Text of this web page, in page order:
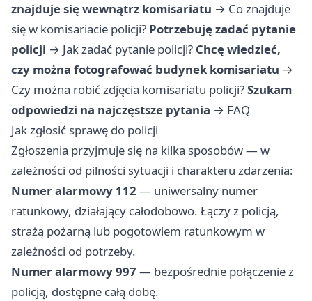
znajduje się wewnątrz komisariatu → Co znajduje
się w komisariacie policji? Potrzebuję zadać pytanie
policji → Jak zadać pytanie policji? Chcę wiedzieć,
czy można fotografować budynek komisariatu →
Czy można robić zdjęcia komisariatu policji?Szukam
odpowiedzi na najczęstsze pytania → FAQ
Jak zgłosić sprawę do policji
Zgłoszenia przyjmuje się na kilka sposobów — w
zależności od pilności sytuacji i charakteru zdarzenia:
Numer alarmowy 112 — uniwersalny numer
ratunkowy, działający całodobowo. Łączy z policją,
strażą pożarną lub pogotowiem ratunkowym w
zależności od potrzeby.
Numer alarmowy 997 — bezpośrednie połączenie z
policją, dostępne całą dobę.